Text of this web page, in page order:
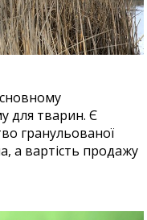
для тварин. Є
гранульованої
а вартість продажу